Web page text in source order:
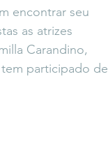
Território Livre
encontrar seu
as atrizes
Carandino,
participado de